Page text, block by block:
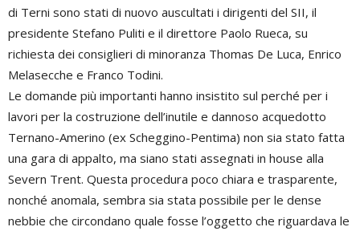
di Terni sono stati di nuovo auscultati i dirigenti del SII, il
presidente Stefano Puliti e il direttore Paolo Rueca, su
richiesta dei consiglieri di minoranza Thomas De Luca, Enrico
Melasecche e Franco Todini.
Le domande più importanti hanno insistito sul perché per i
lavori per la costruzione dell’inutile e dannoso acquedotto
Ternano-Amerino (ex Scheggino-Pentima) non sia stato fatta
una gara di appalto, ma siano stati assegnati in house alla
Severn Trent. Questa procedura poco chiara e trasparente,
nonché anomala, sembra sia stata possibile per le dense
nebbie che circondano quale fosse l’oggetto che riguardava le